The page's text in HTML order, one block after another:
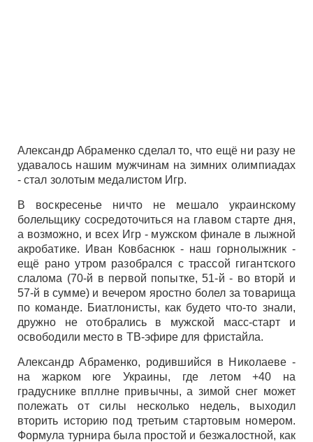
Александр Абраменко сделал то, что ещё ни разу не
удавалось нашим мужчинам на зимних олимпиадах
- стал золотым медалистом Игр.
В воскресенье ничто не мешало украинскому
болельщику сосредоточиться на главом старте дня,
а возможно, и всех Игр - мужском финале в лыжной
акробатике. Иван Ковбаснюк - наш горнолыжник -
ещё рано утром разобрался с трассой гигантского
слалома (70-й в первой попытке, 51-й - во вторй и
57-й в сумме) и вечером яростно болел за товарища
по команде. Биатлонисты, как будето что-то знали,
дружно не отобрались в мужской масс-старт и
освободили место в ТВ-эфире для фристайла.
Александр Абраменко, родившийся в Николаеве -
на жарком юге Украины, где летом +40 на
градуснике впллне привычны, а зимой снег может
полежать от силы несколько недель, выходил
вторить историю под третьим стартовым номером.
Формула турнира была простой и безжалостной, как